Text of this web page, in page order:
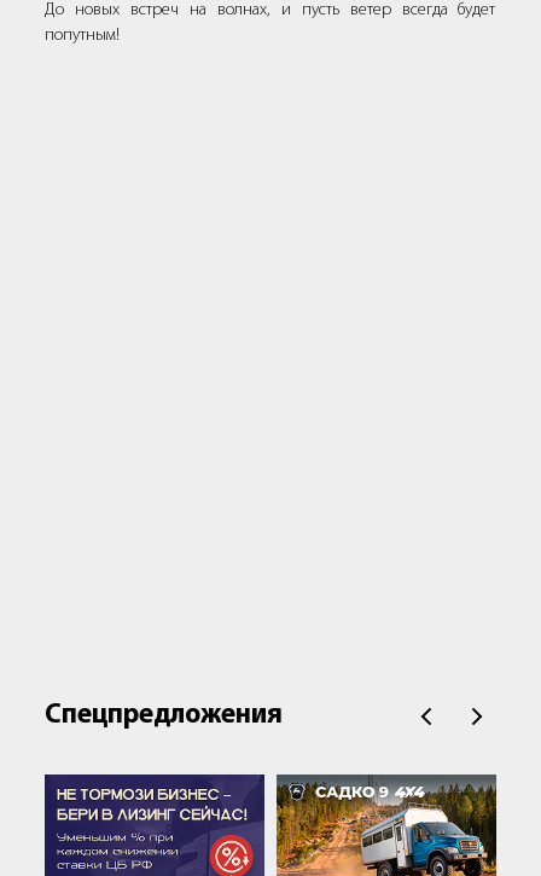
До новых встреч на волнах, и пусть ветер всегда будет
попутным!
Спецпредложения